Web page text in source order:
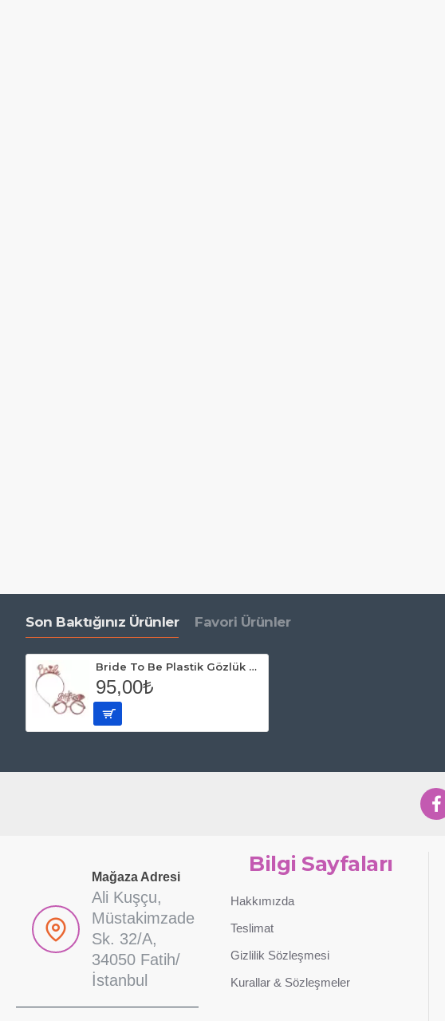
Son Baktığınız Ürünler Favori Ürünler
Bride To Be Plastik Gözlük Taç Set Rose Gold
95,00₺
Mağaza Adresi
Ali Kuşçu,
Müstakimzade
Sk. 32/A,
34050 Fatih/
İstanbul
Bilgi Sayfaları
Hakkımızda
Teslimat
Gizlilik Sözleşmesi
Kurallar & Sözleşmeler